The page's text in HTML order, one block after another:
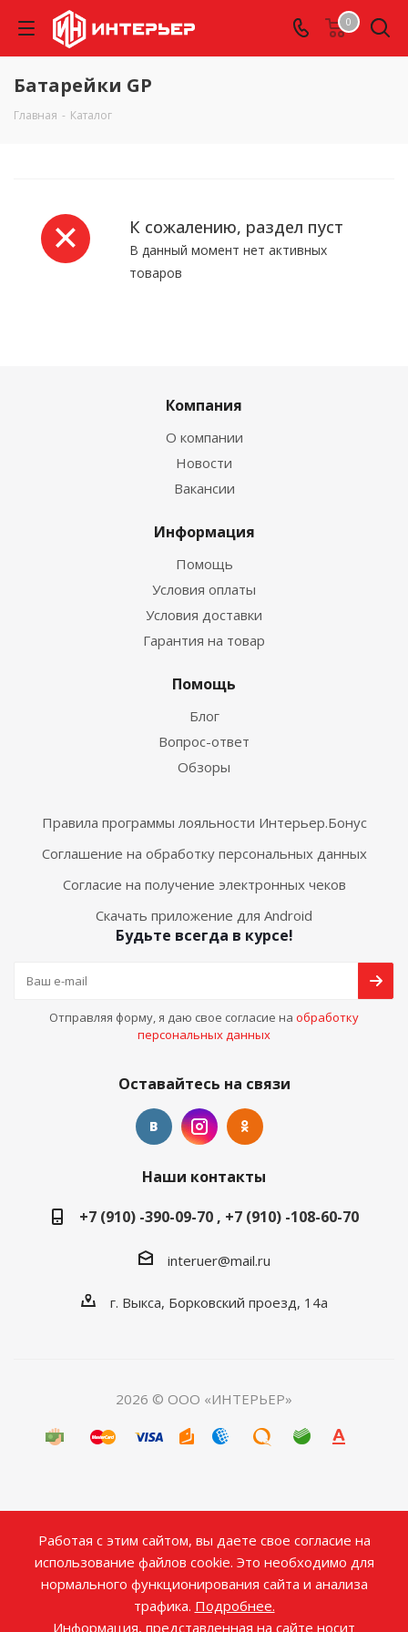
0
Батарейки GP
Главная - Каталог
К сожалению, раздел пуст
В данный момент нет активных
товаров
Компания
О компании
Новости
Вакансии
Информация
Помощь
Условия оплаты
Условия доставки
Гарантия на товар
Помощь
Блог
Вопрос-ответ
Обзоры
Правила программы лояльности Интерьер.Бонус
Соглашение на обработку персональных данных
Согласие на получение электронных чеков
Скачать приложение для Android
Будьте всегда в курсе!
Отправляя форму, я даю свое согласие на обработку
персональных данных
Оставайтесь на связи
Наши контакты
+7 (910) -390-09-70 , +7 (910) -108-60-70
interuer@mail.ru
г. Выкса, Борковский проезд, 14а
2026 © ООО «ИНТЕРЬЕР»
Работая с этим сайтом, вы даете свое согласие на
использование файлов cookie. Это необходимо для
нормального функционирования сайта и анализа
трафика. Подробнее.
Информация, представленная на сайте носит